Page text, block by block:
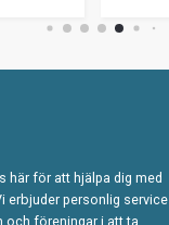
här för att hjälpa dig med
erbjuder personlig service
och föreningar i att ta